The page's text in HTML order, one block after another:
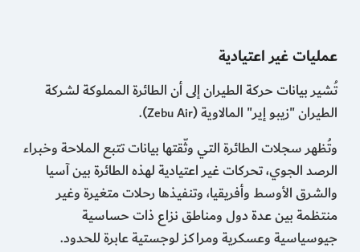
عمليات غير اعتيادية
تُشير بيانات حركة الطيران إلى أن الطائرة المملوكة لشركة
الطيران "زيبو إير" المالاوية (Zebu Air
).
وتُظهر سجلات الطائرة التي وثّقتها بيانات تتبع الملاحة وخبراء
الرصد الجوي، تحركات غير اعتيادية لهذه الطائرة بين آسيا
والشرق الأوسط وأفريقيا، وتنفيذها رحلات متغيرة وغير
منتظمة بين عدة دول ومناطق نزاع ذات حساسية
جيوسياسية وعسكرية ومراكز لوجستية عابرة للحدود.